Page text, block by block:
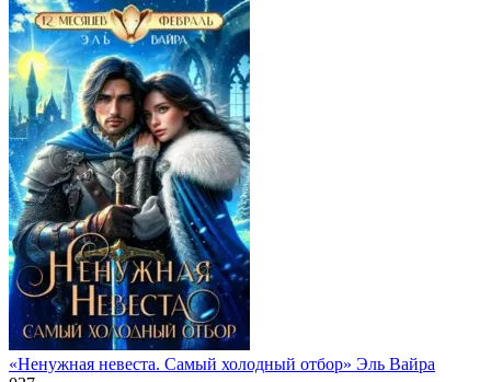
«Ненужная невеста. Самый холодный отбор» Эль Вайра